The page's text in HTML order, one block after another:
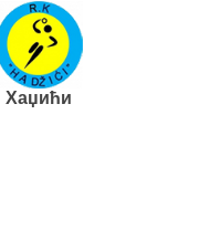
Хаџићи